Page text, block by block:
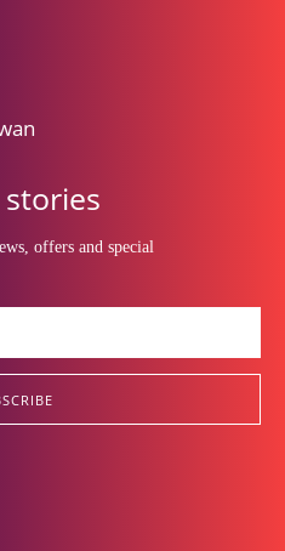
offers and special